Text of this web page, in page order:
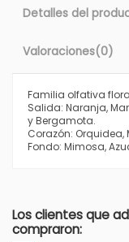
Detalles del
Valoraciones(0)
Familia olfativa
Salida: Naranja,
y Bergamota.
Corazón: Orquidea,
Fondo: Mimosa,
Los clientes que
compraron: